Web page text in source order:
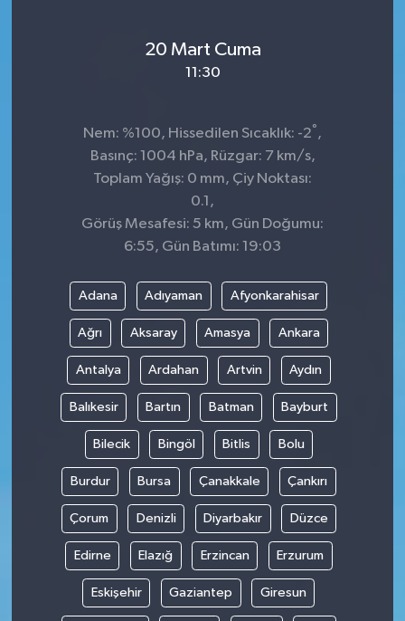
20 Mart Cuma
11:30
Nem: %100, Hissedilen Sıcaklık: -2° ,
Basınç: 1004 hPa, Rüzgar: 7 km/s,
Toplam Yağış: 0 mm, Çiy Noktası:
0.1,
Görüş Mesafesi: 5 km, Gün Doğumu:
6:55, Gün Batımı: 19:03
Adana Adıyaman Afyonkarahisar
Ağrı Aksaray Amasya Ankara
Antalya Ardahan Artvin Aydın
Balıkesir Bartın Batman Bayburt
Bilecik Bingöl Bitlis Bolu
Burdur Bursa Çanakkale Çankırı
Çorum Denizli Diyarbakır Düzce
Edirne Elazığ Erzincan Erzurum
Eskişehir Gaziantep Giresun